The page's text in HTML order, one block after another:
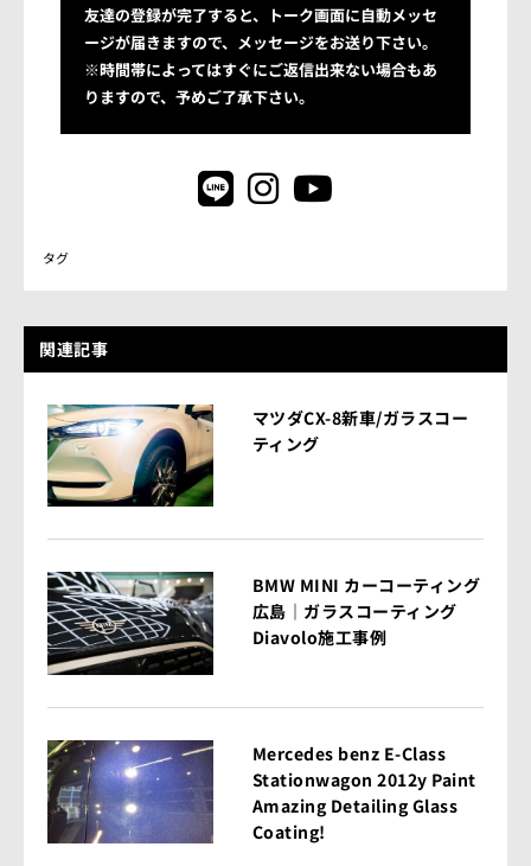
友達の登録が完了すると、トーク画面に自動メッセ
ージが届きますので、メッセージをお送り下さい。
※時間帯によってはすぐにご返信出来ない場合もあ
りますので、予めご了承下さい。
タグ
関連記事
マツダCX-8新車/ガラスコー
ティング
BMW MINI カーコーティング
広島｜ガラスコーティング
Diavolo施工事例
Mercedes benz E-Class
Stationwagon 2012y Paint
Amazing Detailing Glass
Coating!